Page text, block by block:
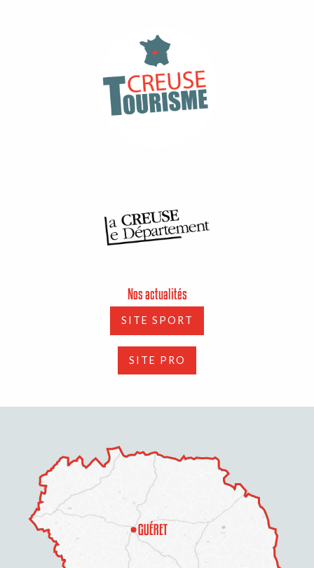
Nos actualités
SITE SPORT
SITE PRO